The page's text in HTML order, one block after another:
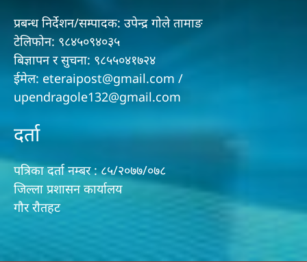
प्रबन्ध निर्देशन/सम्पादक: उपेन्द्र गोले तामाङ
टेलिफोन: ९८४५०९४०३५
बिज्ञापन र सुचना: ९८५५०४१७२४
ईमेल: eteraipost@gmail.com /
upendragole132@gmail.com
दर्ता
पत्रिका दर्ता नम्बर : ८५/२०७७/०७८
जिल्ला प्रशासन कार्यालय
गौर राैतहट